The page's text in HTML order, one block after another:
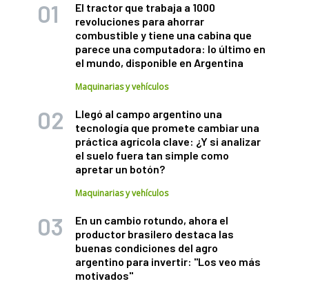
El tractor que trabaja a 1000
revoluciones para ahorrar
combustible y tiene una cabina que
parece una computadora: lo último en
el mundo, disponible en Argentina
Maquinarias y vehículos
Llegó al campo argentino una
tecnología que promete cambiar una
práctica agrícola clave: ¿Y si analizar
el suelo fuera tan simple como
apretar un botón?
Maquinarias y vehículos
En un cambio rotundo, ahora el
productor brasilero destaca las
buenas condiciones del agro
argentino para invertir: "Los veo más
motivados"